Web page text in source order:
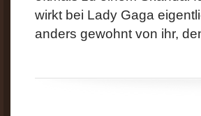
wirkt bei Lady Gaga
anders gewohnt von ihr,